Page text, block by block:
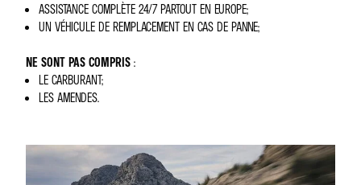
ASSISTANCE COMPLÈTE 24/7 PARTOUT EN EUROPE;
UN VÉHICULE DE REMPLACEMENT EN CAS DE PANNE;
NE SONT PAS COMPRIS :
LE CARBURANT;
LES AMENDES.